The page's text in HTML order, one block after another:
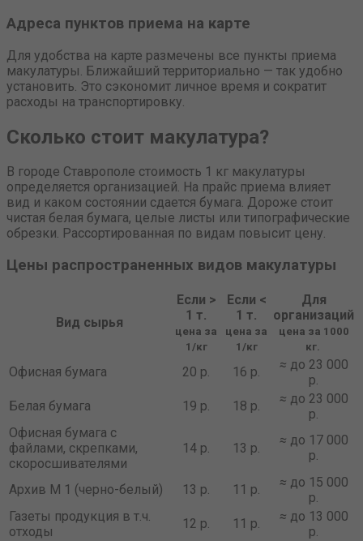
Адреса пунктов приема на карте
Для удобства на карте размечены все пункты приема
макулатуры. Ближайший территориально — так удобно
установить. Это сэкономит личное время и сократит
расходы на транспортировку.
Сколько стоит макулатура?
В городе Ставрополе стоимость 1 кг макулатуры
определяется организацией. На прайс приема влияет
вид и каком состоянии сдается бумага. Дороже стоит
чистая белая бумага, целые листы или типографические
обрезки. Рассортированная по видам повысит цену.
Цены распространенных видов макулатуры
Вид сырья
Если >
1 т.
цена за
1/кг
Если <
1 т.
цена за
1/кг
Для
организаций
цена за 1000
кг.
Офисная бумага 20 р. 16 р. ≈ до 23 000
р.
Белая бумага
19 р. 18 р. ≈ до 23 000
р.
Офисная бумага с
файлами, скрепками,
скоросшивателями
14 р. 13 р.
≈ до 17 000
р.
Архив М 1 (черно-белый) 13 р. 11 р. ≈ до 15 000
р.
Газеты продукция в т.ч.
отходы
12 р. 11 р. ≈ до 13 000
р.